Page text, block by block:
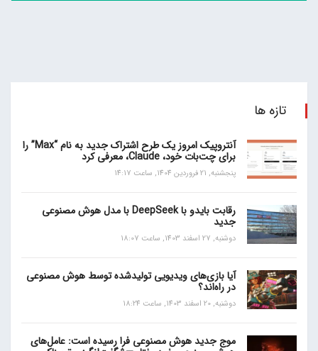
تازه ها
آنتروپیک امروز یک طرح اشتراک جدید به نام “Max” را
برای چت‌بات خود، Claude، معرفی کرد
پنجشنبه, 21 فروردین 1404, ساعت 14:17
رقابت بایدو با DeepSeek با مدل هوش مصنوعی
جدید
دوشنبه, 27 اسفند 1403, ساعت 18:07
آیا بازی‌های ویدیویی تولیدشده توسط هوش مصنوعی
در راه‌اند؟
دوشنبه, 20 اسفند 1403, ساعت 18:24
موج جدید هوش مصنوعی فرا رسیده است: عامل‌های